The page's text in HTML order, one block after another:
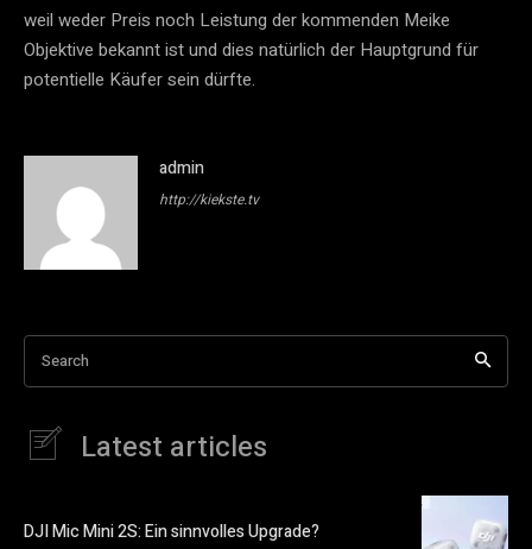
weil weder Preis noch Leistung der kommenden Meike
Objektive bekannt ist und dies natürlich der Hauptgrund für
potentielle Käufer sein dürfte.
admin
http://kiekste.tv
Search
Latest articles
DJI Mic Mini 2S: Ein sinnvolles Upgrade?